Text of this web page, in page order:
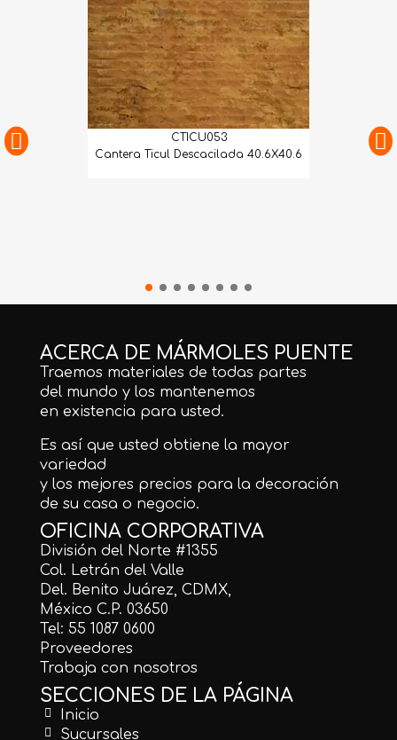
CTICU053
Cantera Ticul Descacilada 40.6X40.6
ACERCA DE MÁRMOLES PUENTE
Traemos materiales de todas partes
del mundo y los mantenemos
en existencia para usted.
Es así que usted obtiene la mayor
variedad
y los mejores precios para la decoración
de su casa o negocio.
OFICINA CORPORATIVA
División del Norte #1355
Col. Letrán del Valle
Del. Benito Juárez, CDMX,
México C.P. 03650
Tel: 55 1087 0600
Proveedores
Trabaja con nosotros
SECCIONES DE LA PÁGINA
Inicio
Sucursales